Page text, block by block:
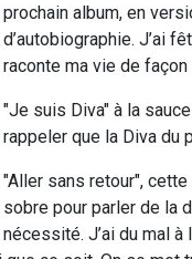
prochain album, en
d’autobiographie. J’ai
raconte ma vie de
"Je suis Diva" à la
rappeler que la Diva du
"Aller sans retour",
sobre pour parler de la
nécessité. J’ai du mal